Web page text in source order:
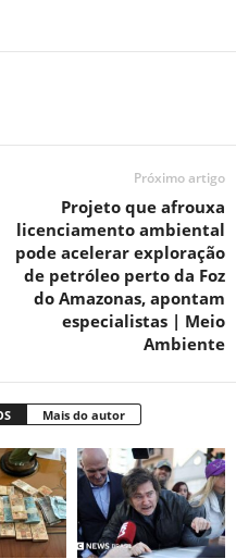
Próximo artigo
Projeto que afrouxa
licenciamento ambiental
pode acelerar exploração
de petróleo perto da Foz
do Amazonas, apontam
especialistas | Meio
Ambiente
Mais do autor